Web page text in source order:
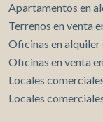
Apartamentos en
Terrenos en venta
Oficinas en alquiler
Oficinas en venta
Locales
Locales